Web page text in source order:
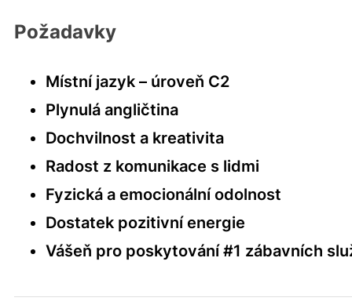
Požadavky
Místní jazyk – úroveň C2
Plynulá angličtina
Dochvilnost a kreativita
Radost z komunikace s lidmi
Fyzická a emocionální odolnost
Dostatek pozitivní energie
Vášeň pro poskytování #1 zábavních